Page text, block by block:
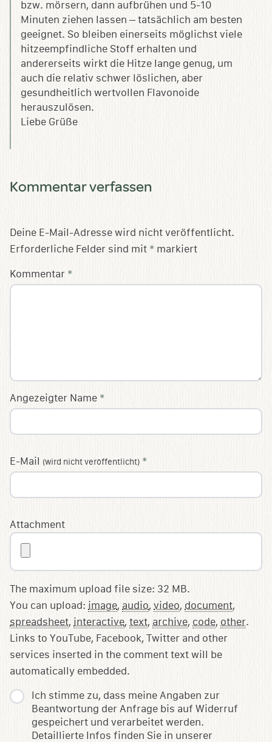
bzw. mörsern, dann aufbrühen und 5-10
Minuten ziehen lassen – tatsächlich am besten
geeignet. So bleiben einerseits möglichst viele
hitzeempfindliche Stoff erhalten und
andererseits wirkt die Hitze lange genug, um
auch die relativ schwer löslichen, aber
gesundheitlich wertvollen Flavonoide
herauszulösen.
Liebe Grüße
Kommentar verfassen
Deine E-Mail-Adresse wird nicht veröffentlicht.
Erforderliche Felder sind mit * markiert
Kommentar *
Angezeigter Name *
E-Mail (wird nicht veröffentlicht) *
Ich stimme zu, dass meine Angaben zur
Beantwortung der Anfrage bis auf Widerruf
gespeichert und verarbeitet werden.
Detaillierte Infos finden Sie in unserer
Attachment
The maximum upload file size: 32 MB.
You can upload: image, audio, video, document,
spreadsheet, interactive, text, archive, code, other.
Links to YouTube, Facebook, Twitter and other
services inserted in the comment text will be
automatically embedded.